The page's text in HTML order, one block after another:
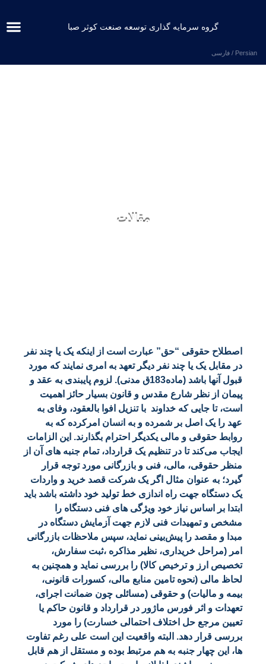
گروه سرمایه گذاری توسعه صنعت کوثر صبا
فارسی
العربية
مقالات
اصطلاح حقوقی “حق” عبارت است از اینکه یک یا چند نفر
در مقابل یک یا چند نفر دیگر تعهد به امری نمایند که مورد
قبول آنها باشد (ماده183ق مدنی). لزوم پایبندی به عقد و
پیمان از نظر شارع مقدس و قانون بسیار حائز اهمیت
است، تا جایی که خداوند با تنزیل افوا بالعقود، وفای به
عهد را یک اصل بر شمرده و به انسان امرکرده که به
روابط حقوقی و مالی یکدیگر احترام بگذارند. این الزامات
ایجاب می‌کند تا در تنظیم یک قرارداد، تمام جنبه های آن از
منظر حقوقی، مالی، فنی و بازرگانی مورد توجه قرار
گیرد؛ به عنوان مثال اگر یک شرکت قصد خرید و واردات
یک دستگاه جهت راه اندازی خط تولید خود داشته باشد باید
ابتدا بر اساس نیاز خود ویژگی های فنی دستگاه را
مشخص و تمهیدات فنی لازم جهت آزمایش دستگاه در
مبدا و مقصد را پیش‌بینی نماید، سپس ملاحظات بازرگانی
امر (مراحل خریداری، نظیر مذاکره ،ثبت سفارش،
تخصیص ارز و ترخیص کالا) را بررسی نماید و همچنین به
لحاظ مالی (نحوه تامین منابع مالی، کسورات قانونی،
بیمه و مالیات) و حقوقی (مسائلی چون ضمانت اجرای،
تعهدات و اثر فورس ماژور در قرارداد و قانون حاکم یا
تعیین مرجع حل اختلاف احتمالی خسارت) را مورد
بررسی قرار دهد. البته واقعیت این است علی رغم تفاوت
ها، این چهار جنبه به هم مرتبط بوده و مستقل از هم قابل